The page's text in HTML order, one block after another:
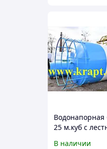
25 м.куб с
В наличии